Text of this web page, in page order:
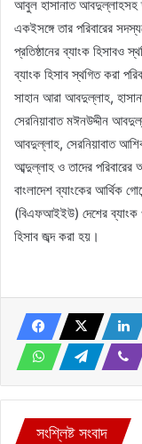
আবুল হাসানাত আবদুল্লাহসহ
একইসঙ্গে তার পরিবারের
প্রতিষ্ঠানের ব্যাংক হিসাবও
ব্যাংক হিসাব স্থগিত করা
সাহান আরা আবদুল্লাহ,
সেরনিয়াবাত মঈনউদ্দীন
আবদুল্লাহ, সেরনিয়াবাত
আব্দুল্লাহ ও তাদের
বাংলাদেশ ব্যাংকের আর্থিক
(বিএফআইইউ) দেশের ব্যাংক ও
হিসাব জব্দ করা হয়।
সংশ্লিষ্ট সংবাদ